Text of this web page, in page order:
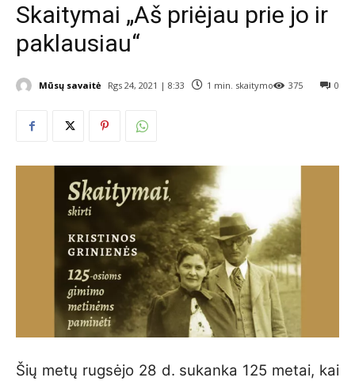
Skaitymai „Aš priėjau prie jo ir
paklausiau“
Mūsų savaitė Rgs 24, 2021 | 8:33 1 min. skaitymo 0
375
Šių metų rugsėjo 28 d. sukanka 125 metai, kai